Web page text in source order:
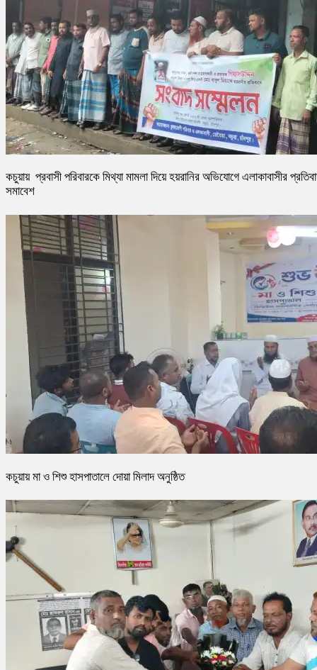
কচুয়ায় প্রবাসী পরিবারকে মিথ্যা মামলা দিয়ে হয়রানির অভিযোগে এলাকাবাসীর
সমাবেশ
কচুয়ায় মা ও শিশু হাসপাতালে দোয়া মিলাদ অনুষ্ঠিত